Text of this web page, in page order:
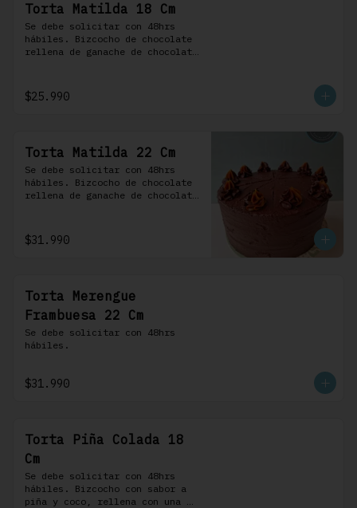
Torta Matilda 18 Cm
Se debe solicitar con 48hrs
hábiles. Bizcocho de chocolate
rellena de ganache de chocolate
chocolate.
$25.990
Torta Matilda 22 Cm
Se debe solicitar con 48hrs
hábiles. Bizcocho de chocolate
rellena de ganache de chocolate
chocolate.
$31.990
Torta Merengue
Frambuesa 22 Cm
Se debe solicitar con 48hrs
hábiles.
$31.990
Torta Piña Colada 18
Cm
Se debe solicitar con 48hrs
hábiles. Bizcocho con sabor a
piña y coco, rellena con una